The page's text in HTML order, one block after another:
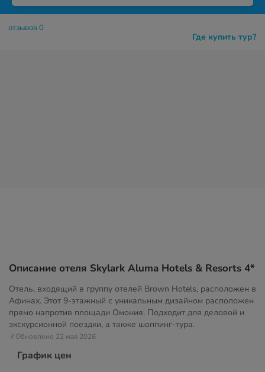
Где купить тур?
отзывов 0
Описание отеля Skylark Aluma Hotels & Resorts 4*
Отель, входящий в группу отелей Brown Hotels, расположен в
Афинах. Этот 9-этажный с уникальным дизайном расположен
прямо напротив площади Омония. Подходит для деловой и
экскурсионной поездки, а также шоппинг-тура.
// Обновлено 22 мая 2026
График цен